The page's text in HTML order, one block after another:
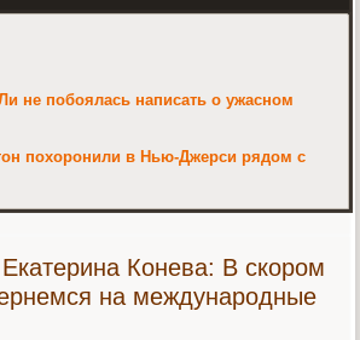
не побоялась написать о ужасном
похоронили в Нью-Джерси рядом с
Конева: В скором
на международные